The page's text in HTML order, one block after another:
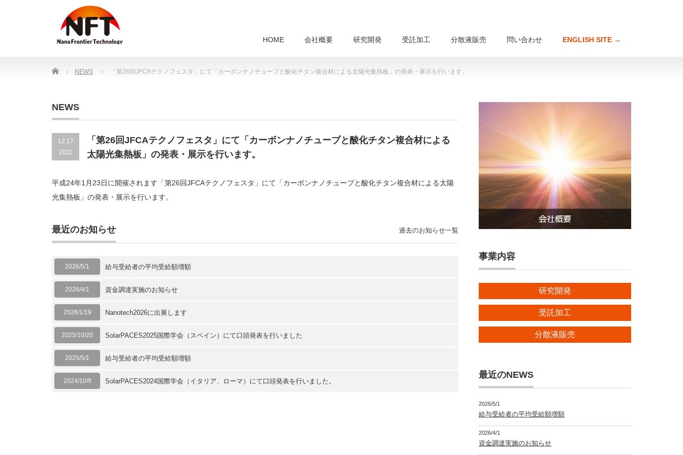
HOME 会社概要 研究開発 受託加工 分散液販売 問い合わせ ENGLISH SITE →
Home NEWS 「第26回JFCAテクノフェスタ」にて「カーボンナノチューブと酸化チタン複合材による太陽光集熱板」の発表・展示を行います。
NEWS
12.17
2011
「第26回JFCAテクノフェスタ」にて「カーボンナノチューブと酸化チタン複合材による
太陽光集熱板」の発表・展示を行います。
平成24年1月23日に開催されます「第26回JFCAテクノフェスタ」にて「カーボンナノチューブと酸化チタン複合材による太陽
光集熱板」の発表・展示を行います。
最近のお知らせ
2026/5/1 給与受給者の平均受給額増額
2026/4/1 資金調達実施のお知らせ
2026/1/19 Nanotech2026に出展します
2025/10/20 SolarPACES2025国際学会（スペイン）にて口頭発表を行いました
2025/5/1 給与受給者の平均受給額増額
2024/10/9 SolarPACES2024国際学会（イタリア、ローマ）にて口頭発表を行いました。
過去のお知らせ一覧
事業内容
研究開発
受託加工
分散液販売
最近のNEWS
2026/5/1
給与受給者の平均受給額増額
2026/4/1
資金調達実施のお知らせ